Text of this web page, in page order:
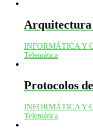
Arquitectura
INFORMÁTICA Y
Telemática
Protocolos
INFORMÁTICA Y
Telemática